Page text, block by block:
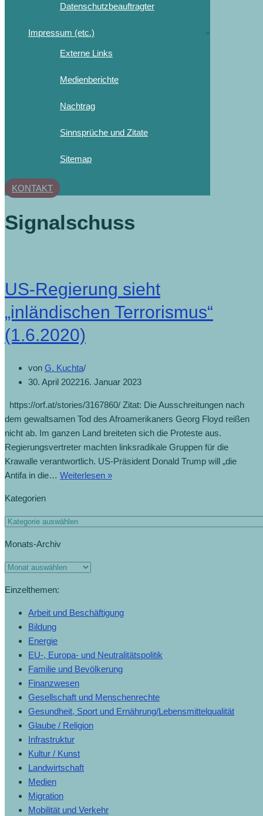
Datenschutzbeauftragter
Impressum (etc.)
Externe Links
Medienberichte
Nachtrag
Sinnsprüche und Zitate
Sitemap
KONTAKT
Signalschuss
US-Regierung sieht
„inländischen Terrorismus“
(1.6.2020)
von G. Kuchta
30. April 202216. Januar 2023
https://orf.at/stories/3167860/ Zitat: Die Ausschreitungen nach
dem gewaltsamen Tod des Afroamerikaners Georg Floyd reißen
nicht ab. Im ganzen Land breiteten sich die Proteste aus.
Regierungsvertreter machten linksradikale Gruppen für die
Krawalle verantwortlich. US-Präsident Donald Trump will „die
Antifa in die… Weiterlesen »
Kategorien
Monats-Archiv
Einzelthemen:
Arbeit und Beschäftigung
Bildung
Energie
EU-, Europa- und Neutralitätspolitik
Familie und Bevölkerung
Finanzwesen
Gesellschaft und Menschenrechte
Gesundheit, Sport und Ernährung/Lebensmittelqualität
Glaube / Religion
Infrastruktur
Kultur / Kunst
Landwirtschaft
Medien
Migration
Mobilität und Verkehr